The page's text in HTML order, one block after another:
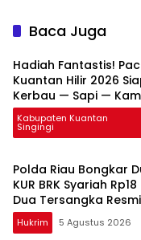
Baca Juga
Hadiah Fantastis!
Kuantan Hilir 2026
Kerbau — Sapi —
Puluhan Juta Rupiah
Kabupaten Kuantan
Singingi
Polda Riau Bongkar
KUR BRK Syariah
Dua Tersangka
Hukrim 5 Agustus 2026